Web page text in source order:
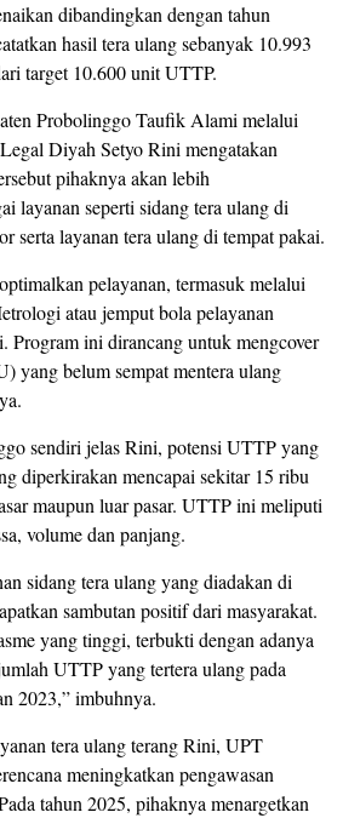
dibandingkan dengan tahun
hasil tera ulang sebanyak 10.993
target 10.600 unit UTTP.
Probolinggo Taufik Alami melalui
Diyah Setyo Rini mengatakan
pihaknya akan lebih
layanan seperti sidang tera ulang di
serta layanan tera ulang di tempat pakai.
pelayanan, termasuk melalui
atau jemput bola pelayanan
Program ini dirancang untuk mengcover
yang belum sempat mentera ulang
sendiri jelas Rini, potensi UTTP yang
diperkirakan mencapai sekitar 15 ribu
maupun luar pasar. UTTP ini meliputi
volume dan panjang.
sidang tera ulang yang diadakan di
sambutan positif dari masyarakat.
yang tinggi, terbukti dengan adanya
UTTP yang tertera ulang pada
2023,” imbuhnya.
tera ulang terang Rini, UPT
meningkatkan pengawasan
tahun 2025, pihaknya menargetkan